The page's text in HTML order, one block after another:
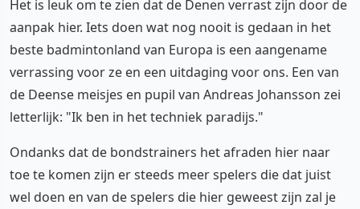
Het is leuk om te zien dat de Denen verrast zijn door de
aanpak hier. Iets doen wat nog nooit is gedaan in het
beste badmintonland van Europa is een aangename
verrassing voor ze en een uitdaging voor ons. Een van
de Deense meisjes en pupil van Andreas Johansson zei
letterlijk: "Ik ben in het techniek paradijs."
Ondanks dat de bondstrainers het afraden hier naar
toe te komen zijn er steeds meer spelers die dat juist
wel doen en van de spelers die hier geweest zijn zal je